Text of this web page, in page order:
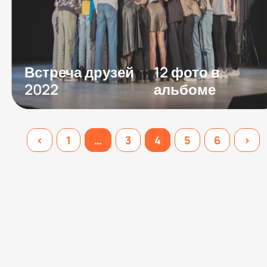
Встреча друзей
2022
12 фото в
альбоме
< 1 … 3 4 5 6 >